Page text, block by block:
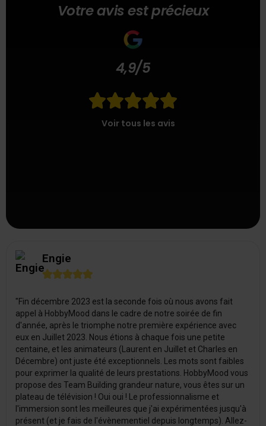
Votre avis est précieux
4,9/5

Voir tous les avis
Engie

"Fin décembre 2023 est la seconde fois où nous avons fait
appel à HobbyMood dans le cadre de notre soirée de fin
d'année, après le triomphe notre première expérience avec
eux en Juillet 2023. Nous étions à chaque fois une petite
centaine, et les animateurs (Laurent en Juillet et Charles en
Décembre) ont juste été exceptionnels. Les mots sont faibles
pour exprimer la qualité de leurs prestations. HobbyMood vous
propose des Team Building grandeur nature, vous êtes sur un
plateau de télévision ! Oui oui ! Le professionnalisme et
l'immersion sont les meilleures que j'ai expérimentées jusqu'à
présent (et je fais de l'évènementiel depuis longtemps). Allez-